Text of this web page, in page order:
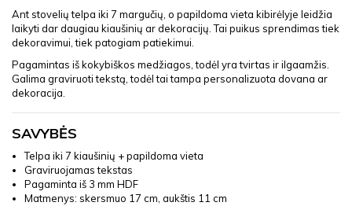
Ant stovelių telpa iki 7 margučių, o papildoma vieta kibirėlyje leidžia
laikyti dar daugiau kiaušinių ar dekoracijų. Tai puikus sprendimas tiek
dekoravimui, tiek patogiam patiekimui.
Pagamintas iš kokybiškos medžiagos, todėl yra tvirtas ir ilgaamžis.
Galima graviruoti tekstą, todėl tai tampa personalizuota dovana ar
dekoracija.
SAVYBĖS
Telpa iki 7 kiaušinių + papildoma vieta
Graviruojamas tekstas
Pagaminta iš 3 mm HDF
Matmenys: skersmuo 17 cm, aukštis 11 cm